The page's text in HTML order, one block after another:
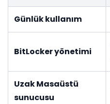
Günlük kullanım
BitLocker yönetimi
Uzak Masaüstü
sunucusu